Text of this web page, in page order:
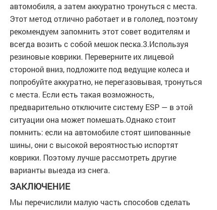
автомобиля, а затем аккуратно тронуться с места.
Этот метод отлично работает и в гололед, поэтому
рекомендуем запомнить этот совет водителям и
всегда возить с собой мешок песка.3.Используя
резиновые коврики. Переверните их лицевой
стороной вниз, подложите под ведущие колеса и
попробуйте аккуратно, не перегазовывая, тронуться
с места. Если есть такая возможность,
предварительно отключите систему ESP — в этой
ситуации она может помешать.Однако стоит
помнить: если на автомобиле стоят шипованные
шины, они с высокой вероятностью испортят
коврики. Поэтому лучше рассмотреть другие
варианты выезда из снега.
ЗАКЛЮЧЕНИЕ
Мы перечислили малую часть способов сделать